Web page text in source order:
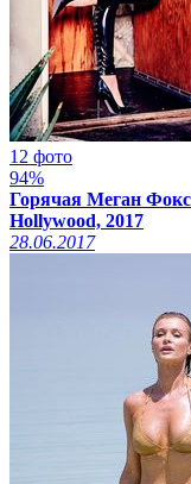
12 фото
94%
Горячая Меган
Hollywood, 2017
28.06.2017